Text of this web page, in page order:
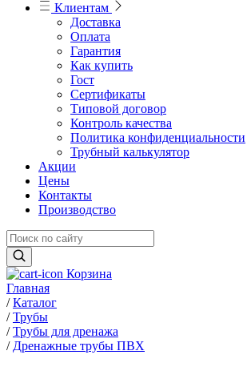
Клиентам
Доставка
Оплата
Гарантия
Как купить
Гост
Сертификаты
Типовой договор
Контроль качества
Политика конфиденциальности
Трубный калькулятор
Акции
Цены
Контакты
Производство
Корзина
Главная
/ Каталог
/ Трубы
/ Трубы для дренажа
/ Дренажные трубы ПВХ